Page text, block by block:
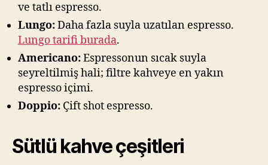
ve tatlı espresso.
Lungo:Daha fazla suyla uzatılan espresso.
Lungo tarifi burada.
Americano:Espressonun sıcak suyla
seyreltilmiş hali; filtre kahveye en yakın
espresso içimi.
Doppio: Çift shot espresso.
Sütlü kahve çeşitleri